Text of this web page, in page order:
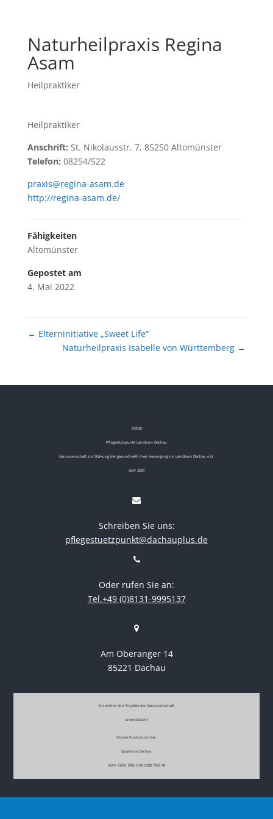
Naturheilpraxis Regina
Asam
Heilpraktiker
Heilpraktiker
Anschrift: St. Nikolausstr. 7, 85250 Altomünster
Telefon: 08254/522
praxis@regina-asam.de
http://regina-asam.de/
Fähigkeiten
Altomünster
Gepostet am
4. Mai 2022
← Elterninitiative „Sweet Life“
Naturheilpraxis Isabelle von Württemberg →
©2026
Pflegestützpunkt Landkreis Dachau
Genossenschaft zur Stärkung der gesundheitlichen Versorgung im Landkreis Dachau e.G.
GnR 2690
Schreiben Sie uns:
pflegestuetzpunkt@dachauplus.de
Oder rufen Sie an:
Tel.+49 (0)8131-9995137
Am Oberanger 14
85221 Dachau
Sie wollen die Projekte der Genossenschaft
unterstützen?
Unsere Kontonummer:
Sparkasse Dachau
IBAN DE86 7005 1540 0280 7950 48